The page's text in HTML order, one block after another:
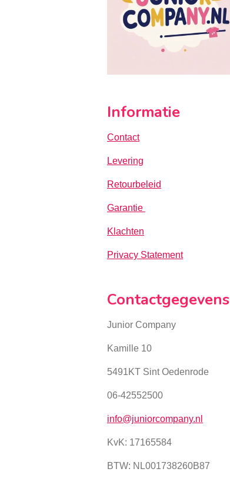
Informatie
Contact
Levering
Retourbeleid
Garantie
Klachten
Privacy Statement
Contactgegevens
Junior Company
Kamille 10
5491KT Sint Oedenrode
06-42552500
info@juniorcompany.nl
KvK: 17165584
BTW: NL001738260B87